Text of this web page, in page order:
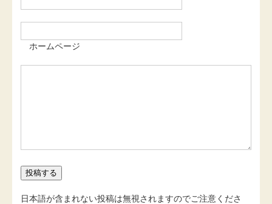
ホームページ
日本語が含まれない投稿は無視されますのでご注意くださ